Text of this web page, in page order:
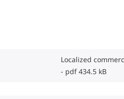
Localized
pdf 434.5 kB